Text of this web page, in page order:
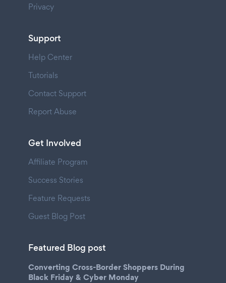
Privacy
Support
Help Center
Tutorials
Contact Support
Report Abuse
Get Involved
Affiliate Program
Success Stories
Feature Requests
Guest Blog Post
Featured Blog post
Converting Cross-Border Shoppers During
Black Friday & Cyber Monday